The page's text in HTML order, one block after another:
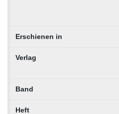
Erschienen in
Verlag
Band
Heft